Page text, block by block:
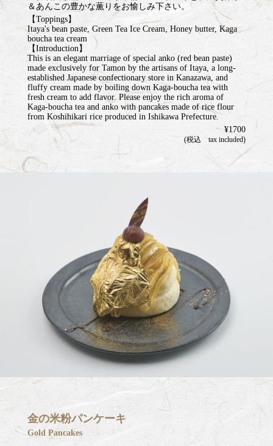
＆あんこの豊かな薫りをお愉しみ下さい。
【Toppings】
Itaya's bean paste, Green Tea Ice Cream, Honey butter, Kaga
boucha tea cream
【Introduction】
This is an elegant marriage of special anko (red bean paste)
made exclusively for Tamon by the artisans of Itaya, a long-
established Japanese confectionary store in Kanazawa, and
fluffy cream made by boiling down Kaga-boucha tea with
fresh cream to add flavor. Please enjoy the rich aroma of
Kaga-boucha tea and anko with pancakes made of rice flour
from Koshihikari rice produced in Ishikawa Prefecture.
¥1700
(税込 tax included)
金の米粉パンケーキ
Gold Pancakes